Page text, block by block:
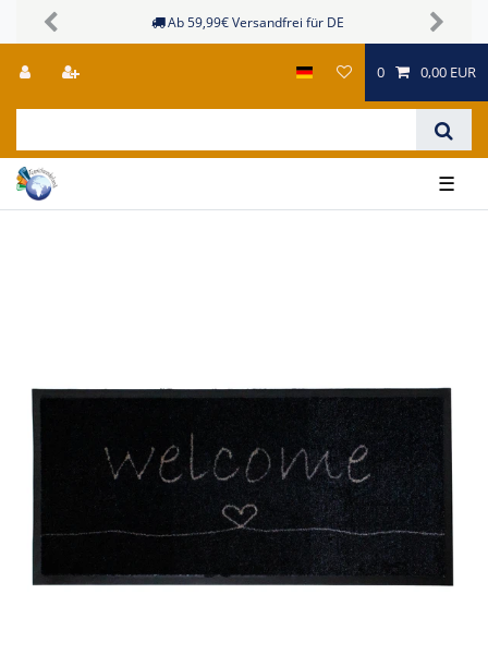
Ab 59,99€ Versandfrei für DE
Previous Next
0 0,00 EUR
☰